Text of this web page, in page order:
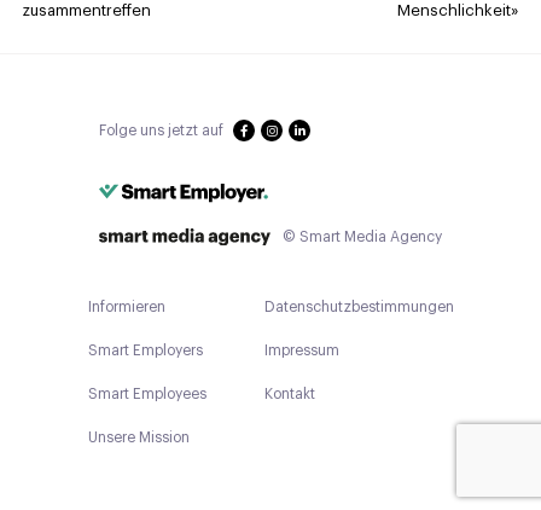
zusammentreffen
Menschlichkeit»
Folge uns jetzt auf
© Smart Media Agency
Informieren
Smart Employers
Smart Employees
Unsere Mission
Datenschutzbestimmungen
Impressum
Kontakt